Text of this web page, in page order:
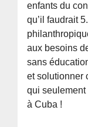
enfants du
qu’il faudrait
aux besoins
sans
et solutionner
qui seulement
à Cuba !